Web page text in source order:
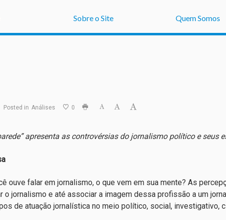
Sobre o Site Quem Somos
Posted in Análises 0
apresenta as controvérsias do jornalismo político e seus
ouve falar em jornalismo, o que vem em sua mente? As
o jornalismo e até associar a imagem dessa profissão a um
de atuação jornalística no meio político, social, investigativo,